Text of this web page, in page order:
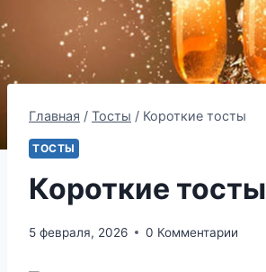
Главная / Тосты / Короткие тосты
ТОСТЫ
Короткие тосты
5 февраля, 2026 0 Комментарии